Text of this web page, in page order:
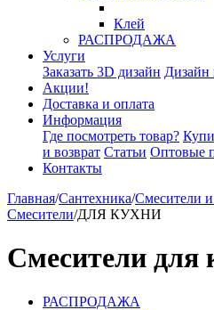
Клей
РАСПРОДАЖА
Услуги
Заказать 3D дизайн Дизайн
Акции!
Доставка и оплата
Информация
Где посмотреть товар?
и возврат Статьи Оптовые
Контакты
Главная/Сантехника/Смесители
Смесители/ДЛЯ КУХНИ
Смесители для
РАСПРОДАЖА